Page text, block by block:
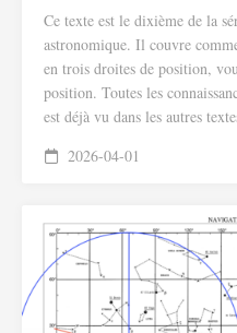
Ce texte est le dixième de la
astronomique. Il couvre
en trois droites de position,
position. Toutes les
est déjà vu dans les autres
2026-04-01